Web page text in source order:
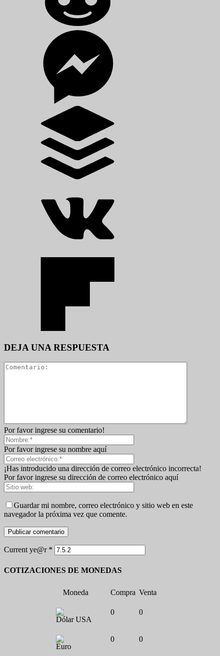
DEJA UNA RESPUESTA
Por favor ingrese su comentario!
Por favor ingrese su nombre aquí
¡Has introducido una dirección de correo electrónico incorrecta!
Por favor ingrese su dirección de correo electrónico aquí
Guardar mi nombre, correo electrónico y sitio web en este
navegador la próxima vez que comente.
Current ye@r *
COTIZACIONES DE MONEDAS
Moneda Compra Venta
Dólar USA
0 0
Euro
0 0